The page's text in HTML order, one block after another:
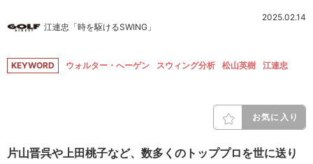
江連忠「時を駆けるSWING」
2025.02.14
KEYWORD ウォルター・へーゲン スウィング分析 松山英樹 江連忠
お気に入り
片山晋呉や上田桃子など、数多くのトッププロを世に送り